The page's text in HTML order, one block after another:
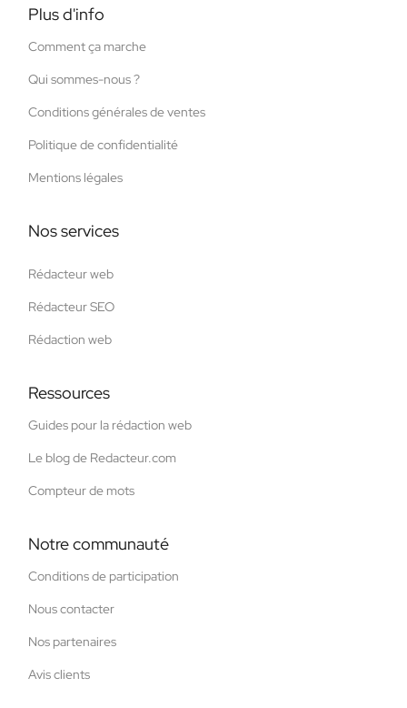
Plus d'info
Comment ça marche
Qui sommes-nous ?
Conditions générales de ventes
Politique de confidentialité
Mentions légales
Nos services
Rédacteur web
Rédacteur SEO
Rédaction web
Ressources
Guides pour la rédaction web
Le blog de Redacteur.com
Compteur de mots
Notre communauté
Conditions de participation
Nous contacter
Nos partenaires
Avis clients